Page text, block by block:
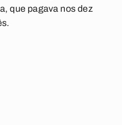
que pagava nos dez